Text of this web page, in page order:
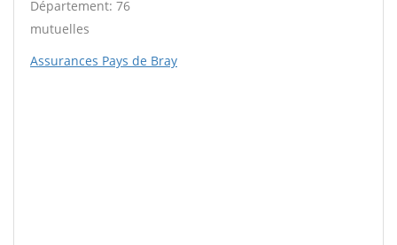
Département: 76
mutuelles
Assurances Pays de Bray